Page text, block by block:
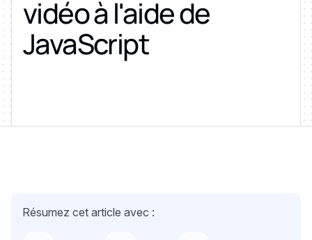
vidéo à l'aide de
JavaScript
Résumez cet article avec :